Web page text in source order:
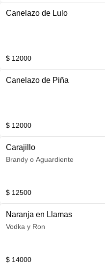
Canelazo de Lulo
$ 12000
Canelazo de Piña
$ 12000
Carajillo
Brandy o Aguardiente
$ 12500
Naranja en Llamas
Vodka y Ron
$ 14000